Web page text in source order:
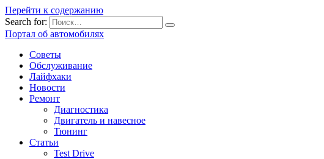
Перейти к содержанию
Search for:
Портал об автомобилях
Советы
Обслуживание
Лайфхаки
Новости
Ремонт
Диагностика
Двигатель и навесное
Тюнинг
Статьи
Test Drive